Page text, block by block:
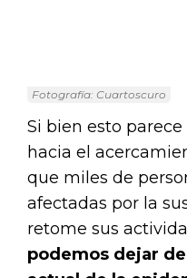
Fotografía: Cuartoscuro
Si bien esto
hacia el
que miles de
afectadas por la
retome sus
podemos dejar